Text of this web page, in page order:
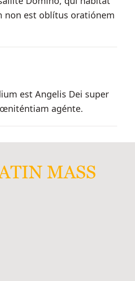
non est oblítus oratiónem
est Angelis Dei super
agénte.